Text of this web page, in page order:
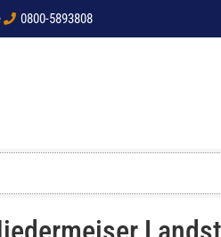
0800-5893808